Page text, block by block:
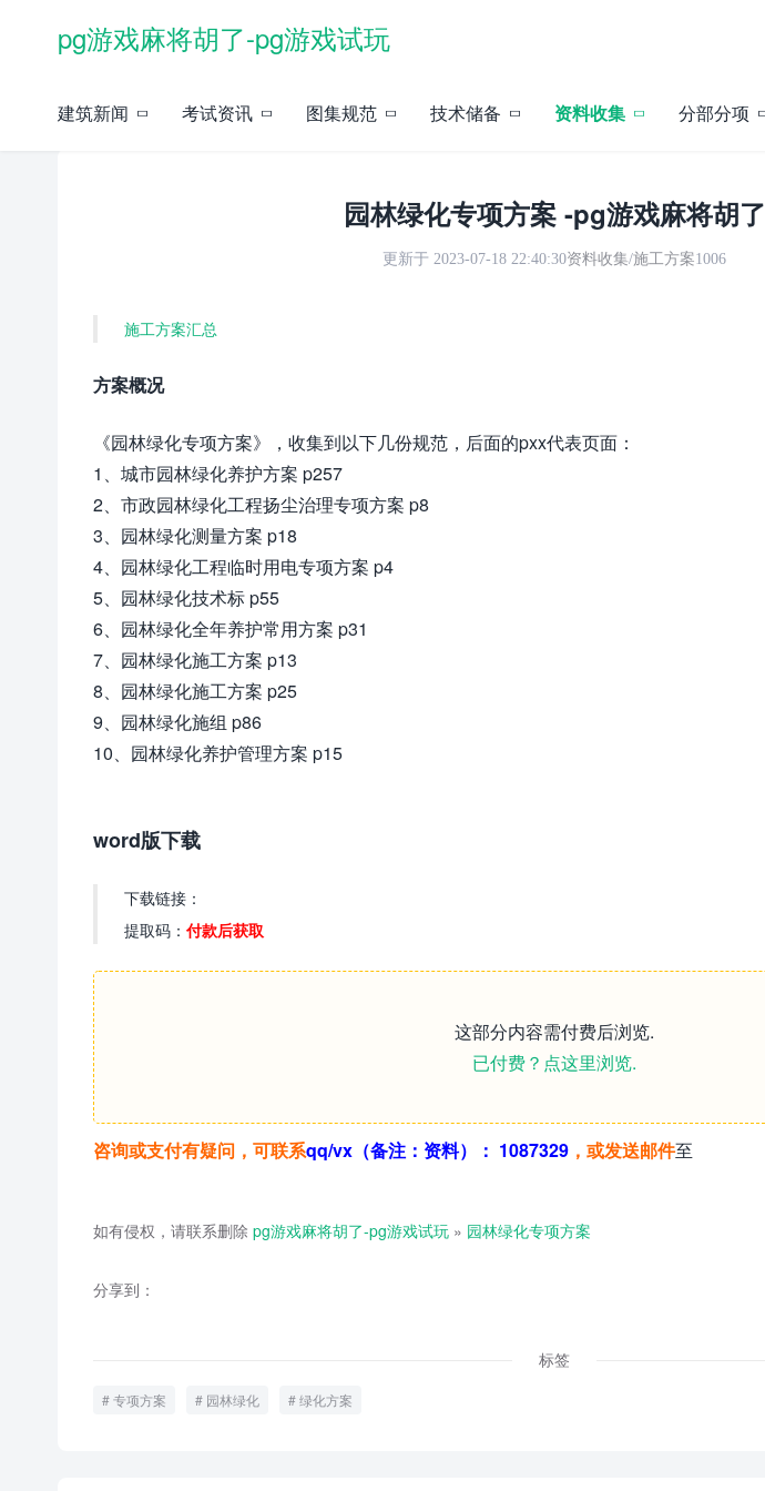
pg游戏麻将胡了-pg游戏试玩
建筑新闻 考试资讯 图集规范 技术储备 资料收集 分部分项
园林绿化专项方案 -pg游戏麻将胡了
更新于 2023-07-18 22:40:30资料收集/施工方案1006
施工方案汇总
方案概况
《园林绿化专项方案》，收集到以下几份规范，后面的pxx代表页面：
1、城市园林绿化养护方案 p257
2、市政园林绿化工程扬尘治理专项方案 p8
3、园林绿化测量方案 p18
4、园林绿化工程临时用电专项方案 p4
5、园林绿化技术标 p55
6、园林绿化全年养护常用方案 p31
7、园林绿化施工方案 p13
8、园林绿化施工方案 p25
9、园林绿化施组 p86
10、园林绿化养护管理方案 p15
word版下载
下载链接：
提取码： 付款后获取
这部分内容需付费后浏览.
已付费？点这里浏览.
咨询或支付有疑问，可联系qq/vx（备注：资料）： 1087329 ， 或发送邮件至
如有侵权，请联系删除 pg游戏麻将胡了-pg游戏试玩 » 园林绿化专项方案
分享到：
标签
专项方案 园林绿化 绿化方案